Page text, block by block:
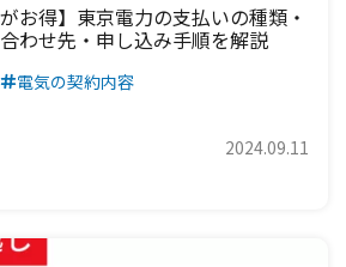
お得】東京電力の支払いの種類・
わせ先・申し込み手順を解説
電気の契約内容
2024.09.11